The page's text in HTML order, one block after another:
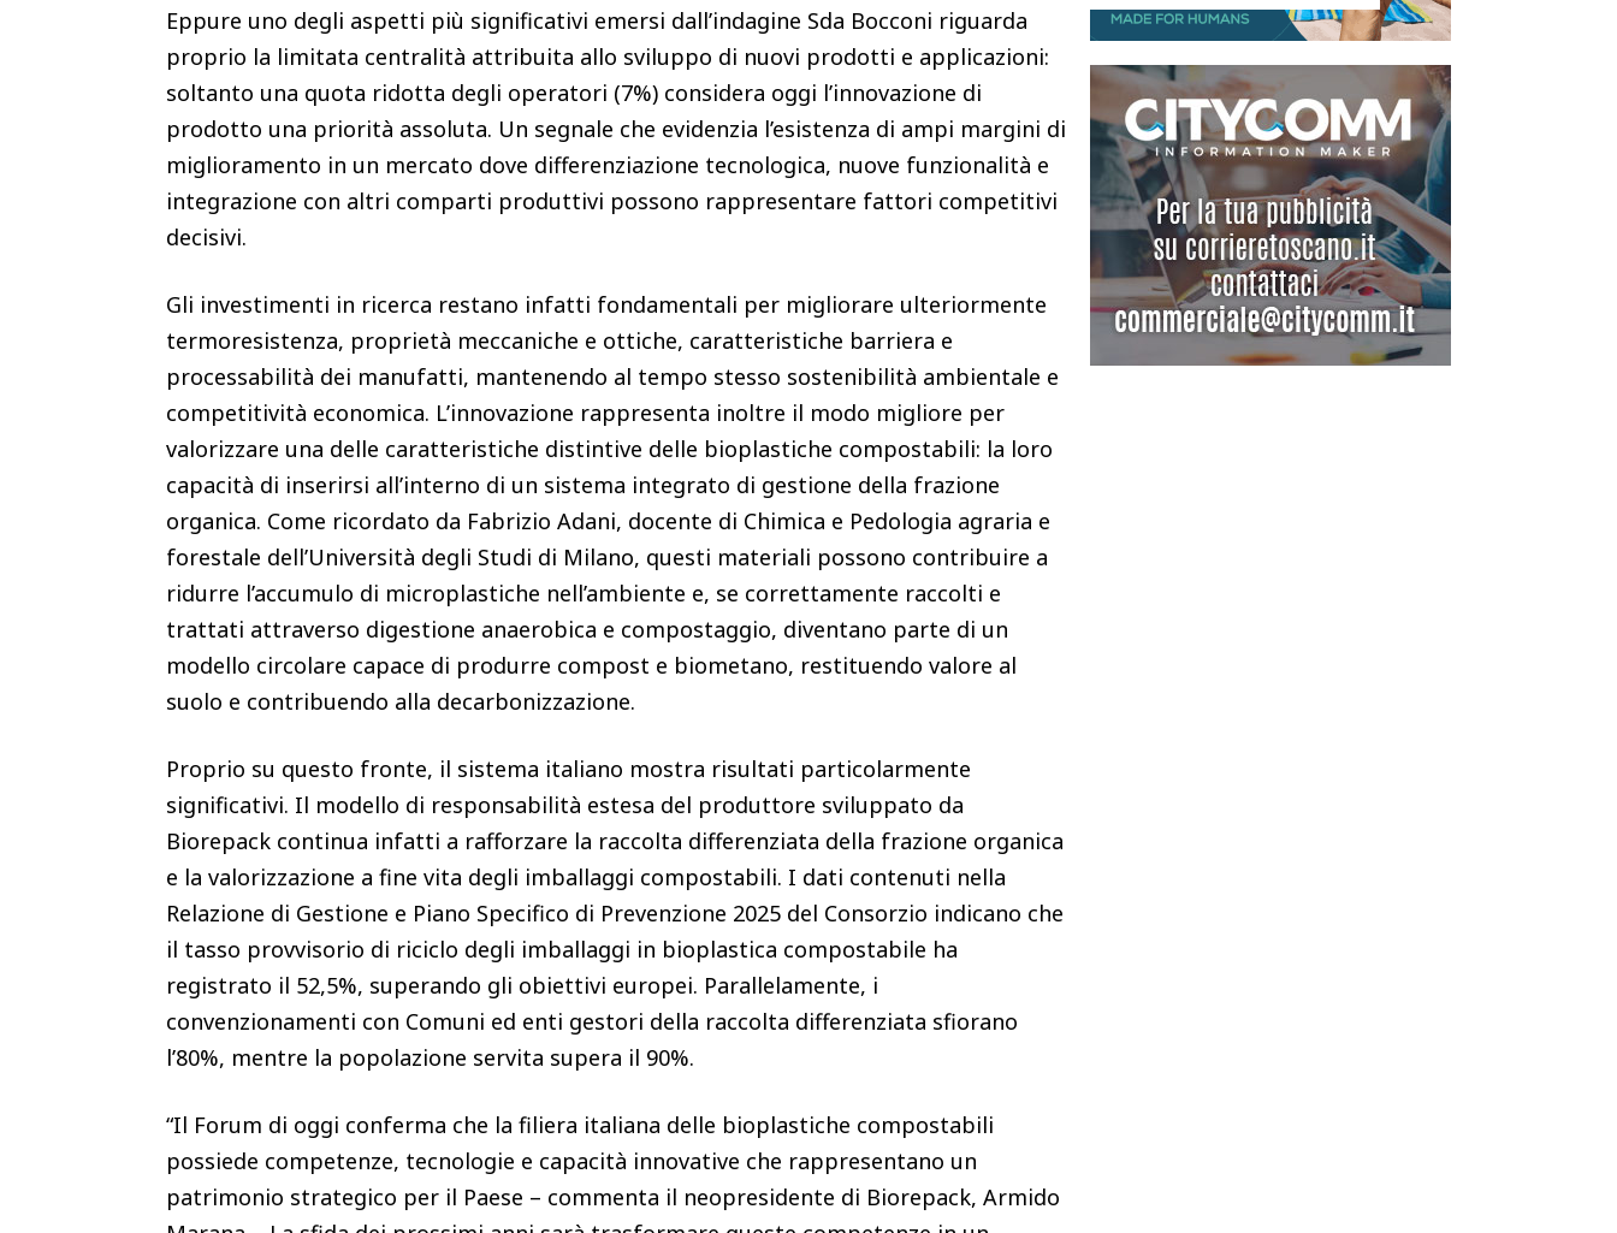
Eppure uno degli aspetti più significativi emersi dall’indagine Sda Bocconi riguarda
proprio la limitata centralità attribuita allo sviluppo di nuovi prodotti e applicazioni:
soltanto una quota ridotta degli operatori (7%) considera oggi l’innovazione di
prodotto una priorità assoluta. Un segnale che evidenzia l’esistenza di ampi margini di
miglioramento in un mercato dove differenziazione tecnologica, nuove funzionalità e
integrazione con altri comparti produttivi possono rappresentare fattori competitivi
decisivi.
Gli investimenti in ricerca restano infatti fondamentali per migliorare ulteriormente
termoresistenza, proprietà meccaniche e ottiche, caratteristiche barriera e
processabilità dei manufatti, mantenendo al tempo stesso sostenibilità ambientale e
competitività economica. L’innovazione rappresenta inoltre il modo migliore per
valorizzare una delle caratteristiche distintive delle bioplastiche compostabili: la loro
capacità di inserirsi all’interno di un sistema integrato di gestione della frazione
organica. Come ricordato da Fabrizio Adani, docente di Chimica e Pedologia agraria e
forestale dell’Università degli Studi di Milano, questi materiali possono contribuire a
ridurre l’accumulo di microplastiche nell’ambiente e, se correttamente raccolti e
trattati attraverso digestione anaerobica e compostaggio, diventano parte di un
modello circolare capace di produrre compost e biometano, restituendo valore al
suolo e contribuendo alla decarbonizzazione.
Proprio su questo fronte, il sistema italiano mostra risultati particolarmente
significativi. Il modello di responsabilità estesa del produttore sviluppato da
Biorepack continua infatti a rafforzare la raccolta differenziata della frazione organica
e la valorizzazione a fine vita degli imballaggi compostabili. I dati contenuti nella
Relazione di Gestione e Piano Specifico di Prevenzione 2025 del Consorzio indicano che
il tasso provvisorio di riciclo degli imballaggi in bioplastica compostabile ha
registrato il 52,5%, superando gli obiettivi europei. Parallelamente, i
convenzionamenti con Comuni ed enti gestori della raccolta differenziata sfiorano
l’80%, mentre la popolazione servita supera il 90%.
“Il Forum di oggi conferma che la filiera italiana delle bioplastiche compostabili
possiede competenze, tecnologie e capacità innovative che rappresentano un
patrimonio strategico per il Paese – commenta il neopresidente di Biorepack, Armido